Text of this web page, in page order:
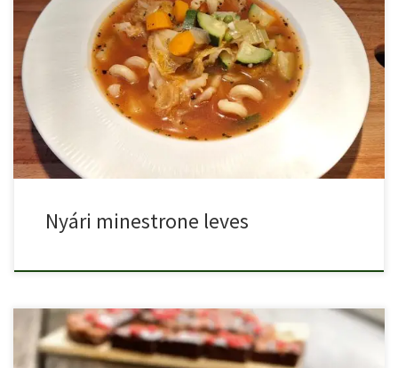
Nyári minestrone leves tésztával egy finom, laktató zöldségleves
mediterrán ízvilággal. […]
Nyári minestrone leves